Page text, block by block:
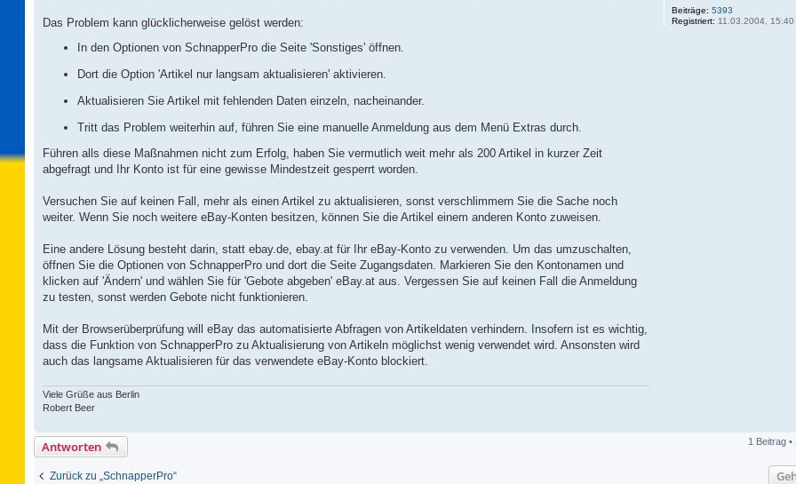
Beiträge: 5393
Registriert: 11.03.2004, 15:40
Das Problem kann glücklicherweise gelöst werden:
In den Optionen von SchnapperPro die Seite 'Sonstiges' öffnen.
Dort die Option 'Artikel nur langsam aktualisieren' aktivieren.
Aktualisieren Sie Artikel mit fehlenden Daten einzeln, nacheinander.
Tritt das Problem weiterhin auf, führen Sie eine manuelle Anmeldung aus dem Menü Extras durch.
Führen alls diese Maßnahmen nicht zum Erfolg, haben Sie vermutlich weit mehr als 200 Artikel in kurzer Zeit
abgefragt und Ihr Konto ist für eine gewisse Mindestzeit gesperrt worden.
Versuchen Sie auf keinen Fall, mehr als einen Artikel zu aktualisieren, sonst verschlimmern Sie die Sache noch
weiter. Wenn Sie noch weitere eBay-Konten besitzen, können Sie die Artikel einem anderen Konto zuweisen.
Eine andere Lösung besteht darin, statt ebay.de, ebay.at für Ihr eBay-Konto zu verwenden. Um das umzuschalten,
öffnen Sie die Optionen von SchnapperPro und dort die Seite Zugangsdaten. Markieren Sie den Kontonamen und
klicken auf 'Ändern' und wählen Sie für 'Gebote abgeben' eBay.at aus. Vergessen Sie auf keinen Fall die Anmeldung
zu testen, sonst werden Gebote nicht funktionieren.
Mit der Browserüberprüfung will eBay das automatisierte Abfragen von Artikeldaten verhindern. Insofern ist es wichtig,
dass die Funktion von SchnapperPro zu Aktualisierung von Artikeln möglichst wenig verwendet wird. Ansonsten wird
auch das langsame Aktualisieren für das verwendete eBay-Konto blockiert.
Viele Grüße aus Berlin
Robert Beer
Antworten 1 Beitrag •
Zurück zu „SchnapperPro“